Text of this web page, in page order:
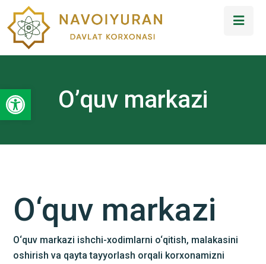
Open toolbar O’quv markazi
O‘quv markazi
O‘quv markazi ishchi-xodimlarni o‘qitish, malakasini
oshirish va qayta tayyorlash orqali korxonamizni